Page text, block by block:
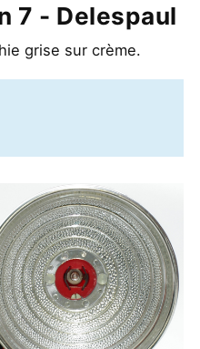
7 - Delespaul
grise sur crème.